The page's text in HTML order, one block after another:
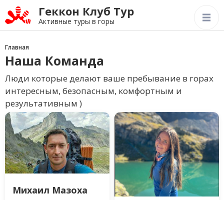
Геккон Клуб Тур
Активные туры в горы
Главная
Наша Команда
Люди которые делают ваше пребывание в горах
интересным, безопасным, комфортным и
результативным )
Михаил Мазоха